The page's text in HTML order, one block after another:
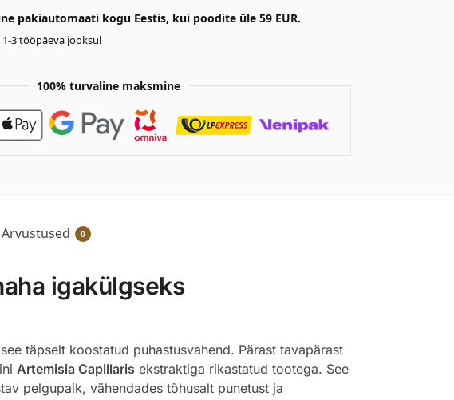
pakiautomaati kogu Eestis, kui poodite üle 59 EUR.
3 tööpäeva jooksul
100% turvaline maksmine
Arvustused 0
igakülgseks
täpselt koostatud puhastusvahend. Pärast tavapärast
Artemisia Capillaris ekstraktiga rikastatud tootega. See
pelgupaik, vähendades tõhusalt punetust ja